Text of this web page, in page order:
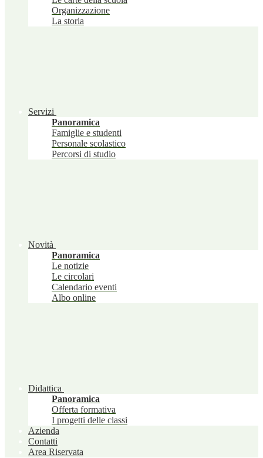
Organizzazione
La storia
Servizi
Panoramica
Famiglie e studenti
Personale scolastico
Percorsi di studio
Novità
Panoramica
Le notizie
Le circolari
Calendario eventi
Albo online
Didattica
Panoramica
Offerta formativa
I progetti delle classi
Azienda
Contatti
Area Riservata